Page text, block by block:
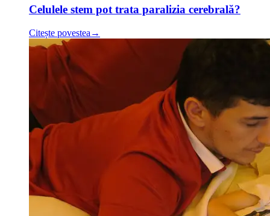
Celulele stem pot trata paralizia cerebrală?
Citește povestea →